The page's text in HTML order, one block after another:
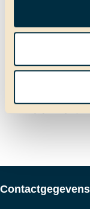
Aliens
Waar is
Contactgegevens